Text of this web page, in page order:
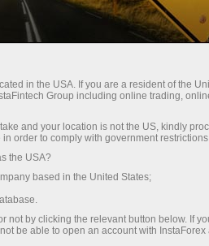
аналитика
Форекс ТВ
ТВ: календарь
на 28 марта: В
победителей не
(ua)
in the USA. If you are a resident of the
Group including online trading,
and your location is not the US, kindly
order to comply with government
the USA?
based in the United States;
not by clicking the relevant button below. If
be able to open an account with InstaForex